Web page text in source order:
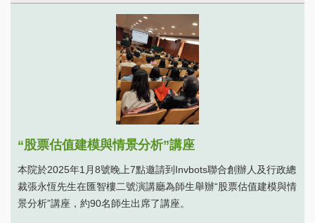
“股票估值建模與情景分析”講座
本院於2025年1月8號晚上7點邀請到Invbots聯合創辦人及行政總
裁張永恆先生在匯智樓二號演講廳為師生舉辦“股票估值建模與情
景分析”講座，約90名師生出席了講座。